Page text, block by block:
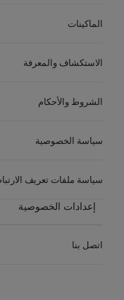
مقارنة الماكينة
الماكينات
الاستكشاف والمعرفة
اتصل بنا
الشروط والأحكام
سياسة الخصوصية
سياسة ملفات تعريف
إعدادات الخصوصية